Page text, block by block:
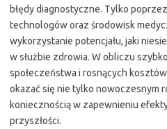
błędy diagnostyczne. Tylko
technologów oraz środowisk
wykorzystanie potencjału, jaki
w służbie zdrowia. W obliczu
społeczeństwa i rosnących
okazać się nie tylko nowoczesnym
koniecznością w zapewnieniu
przyszłości.